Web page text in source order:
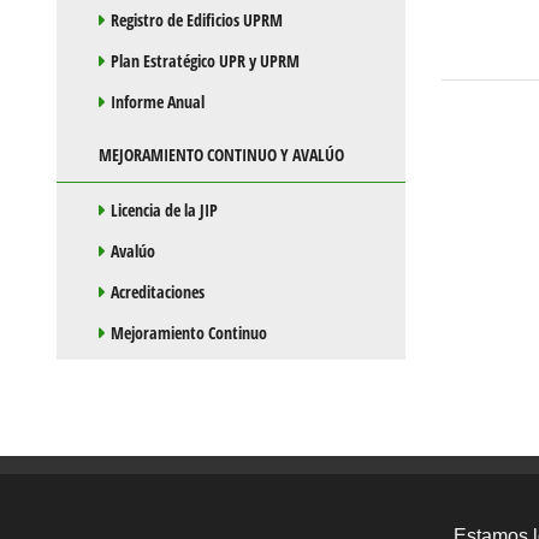
Registro de Edificios UPRM
Plan Estratégico UPR y UPRM
Informe Anual
MEJORAMIENTO CONTINUO Y AVALÚO
Licencia de la JIP
Avalúo
Acreditaciones
Mejoramiento Continuo